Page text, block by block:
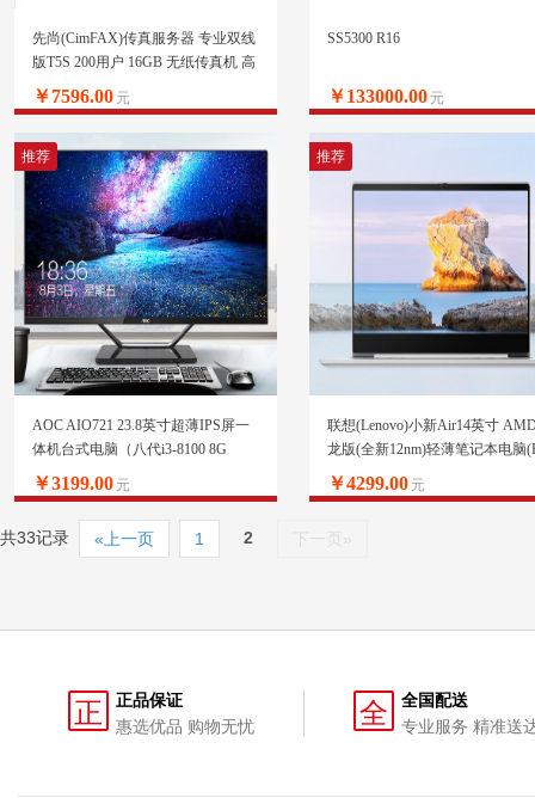
先尚(CimFAX)传真服务器 专业双线
版T5S 200用户 16GB 无纸传真机 高
速33.6K 网络传真机
￥7596.00 元
SS5300 R16
￥133000.00 元
推荐
AOC AIO721 23.8英寸超薄IPS屏一
体机台式电脑（八代i3-8100 8G
240GSSD 双频WiFi 蓝牙 3年上门 商
务键鼠）
￥3199.00 元
推荐
联想(Lenovo)小新Air14英寸
龙版(全新12nm)轻薄笔记本电脑
3500U 12G 512G PCIE IPS)轻奢
￥4299.00 元
共33记录 «上一页 1 2 下一页»
正
正品保证
惠选优品 购物无忧
全
全国配送
专业服务 精准送